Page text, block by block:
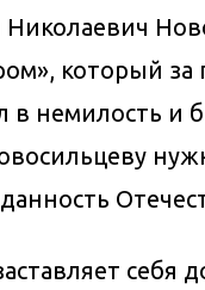
Николаевич
который
в немилость и
себя